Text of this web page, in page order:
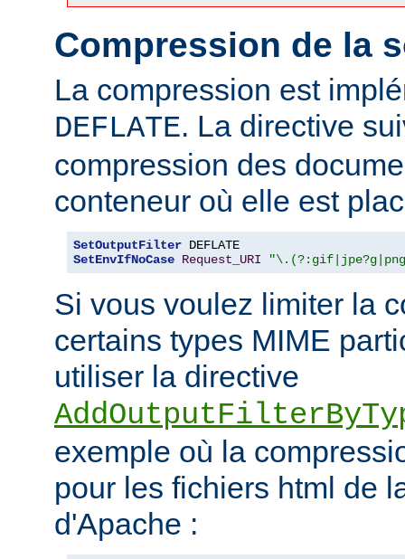
Compression de la
La compression est
DEFLATE. La directive
compression des
conteneur où elle est
SetOutputFilter
SetEnvIfNoCase Request_URI
Si vous voulez limiter la
certains types MIME
utiliser la directive
exemple où la
pour les fichiers html de
d'Apache :